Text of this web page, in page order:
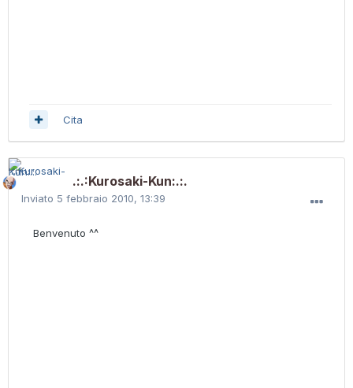
Cita
.:.:Kurosaki-Kun:.:.
Inviato 5 febbraio 2010, 13:39
Benvenuto ^^